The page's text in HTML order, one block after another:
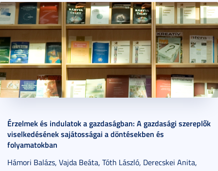
Érzelmek és indulatok a gazdaságban: A gazdasági szereplők
viselkedésének sajátosságai a döntésekben és
folyamatokban
Hámori Balázs, Vajda Beáta, Tóth László, Derecskei Anita,